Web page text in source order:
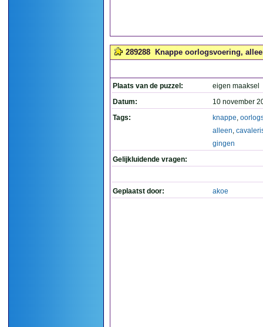
289288 Knappe oorlogsvoering,
Plaats van de puzzel:
eigen maaksel
Datum:
10 november
Tags:
knappe,
alleen,
gingen
Gelijkluidende vragen:
Geplaatst door: akoe